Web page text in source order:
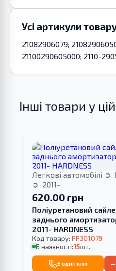
Усі артикули
21082906079;
21100290605000; 2110-
Інші товари у
Легкові автомобілі
2011-
620.00 грн
Поліуретановий
заднього
2011- HARDNESS
Код товару:PP301079
В наявності:15шт.
В один клік −